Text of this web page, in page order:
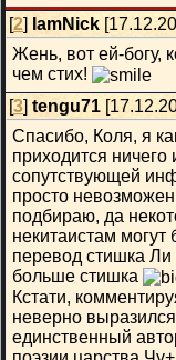
[2] IamNick
Жень, вот ей-богу,
чем стих!
[3] tengu71
Спасибо, Коля, я
приходится ничего
сопутствующей
просто
подбираю, да
некитаистам
перевод стишка
больше стишка
Кстати,
неверно
единственный